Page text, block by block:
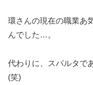
環さんの現在の職業あ
んでした…。
代わりに、スパルタで
(笑)